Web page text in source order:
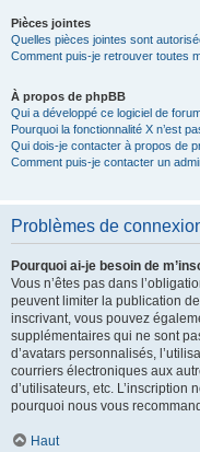
Pièces jointes
Quelles pièces jointes sont
Comment puis-je retrouver toutes
À propos de phpBB
Qui a développé ce logiciel de
Pourquoi la fonctionnalité X n’est
Qui dois-je contacter à propos de
Comment puis-je contacter un
Problèmes de
Pourquoi ai-je besoin de
Vous n’êtes pas dans
peuvent limiter la publication
inscrivant, vous pouvez
supplémentaires qui ne sont
d’avatars personnalisés,
courriers électroniques aux
d’utilisateurs, etc. L’inscription
pourquoi nous vous
Haut